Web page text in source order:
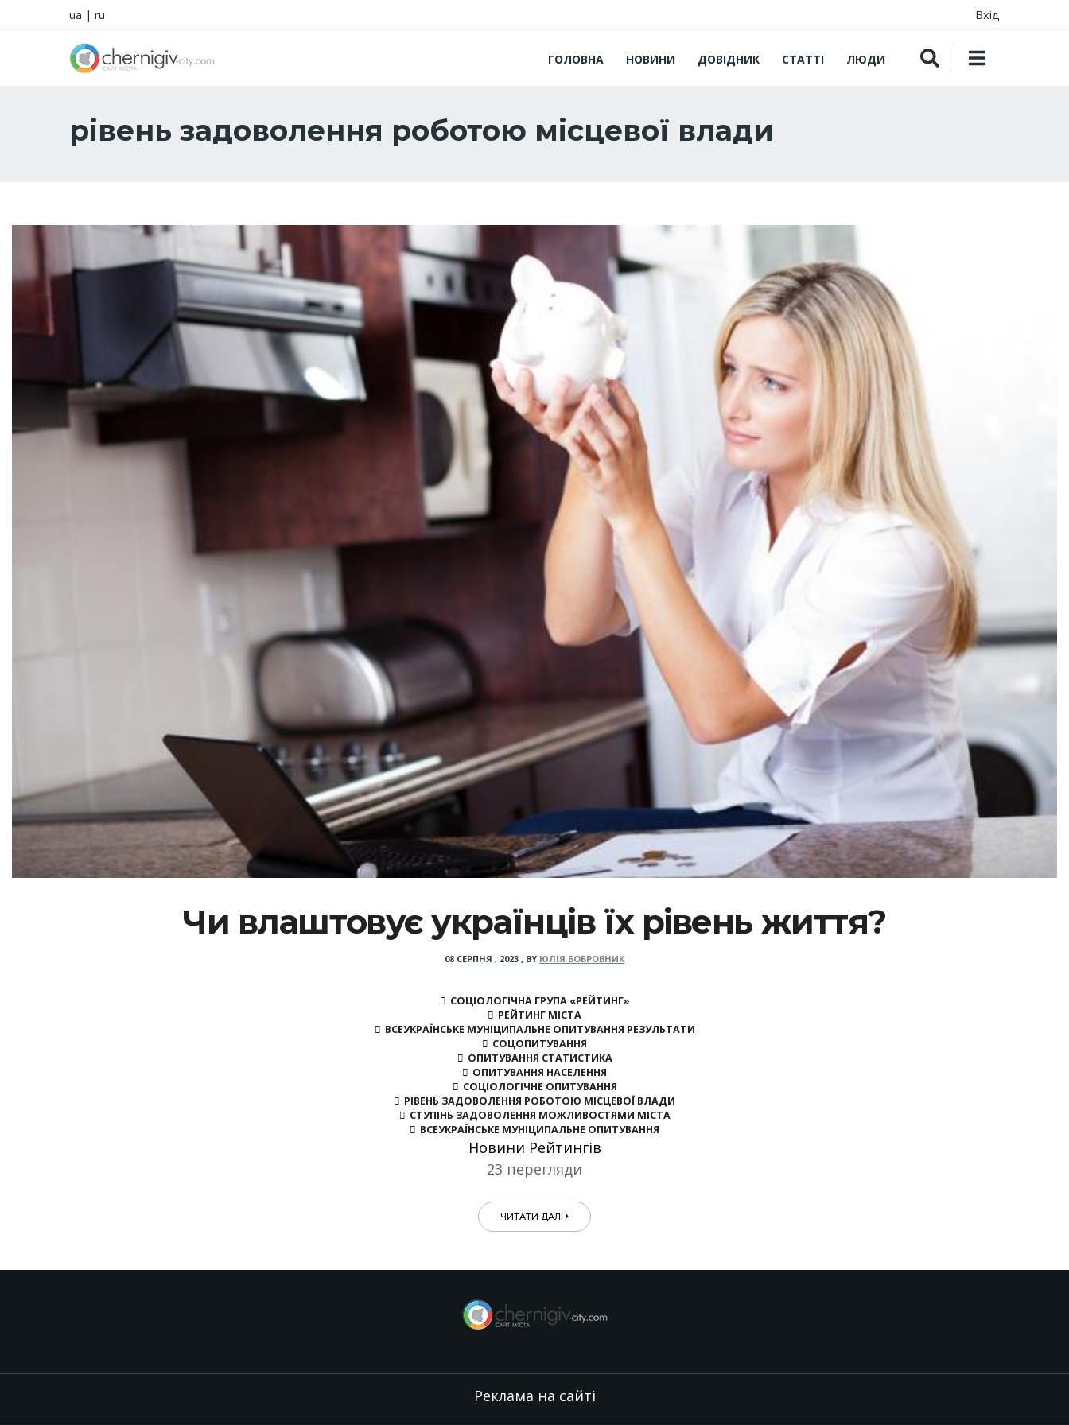
ua | ru Вхід
ГОЛОВНА НОВИНИ ДОВІДНИК СТАТТІ ЛЮДИ
рівень задоволення роботою місцевої влади
Чи влаштовує українців їх рівень життя?
08 СЕРПНЯ , 2023 , BY ЮЛІЯ БОБРОВНИК
СОЦІОЛОГІЧНА ГРУПА «РЕЙТИНГ»
РЕЙТИНГ МІСТА
ВСЕУКРАЇНСЬКЕ МУНІЦИПАЛЬНЕ ОПИТУВАННЯ РЕЗУЛЬТАТИ
СОЦОПИТУВАННЯ
ОПИТУВАННЯ СТАТИСТИКА
ОПИТУВАННЯ НАСЕЛЕННЯ
СОЦІОЛОГІЧНЕ ОПИТУВАННЯ
РІВЕНЬ ЗАДОВОЛЕННЯ РОБОТОЮ МІСЦЕВОЇ ВЛАДИ
СТУПІНЬ ЗАДОВОЛЕННЯ МОЖЛИВОСТЯМИ МІСТА
ВСЕУКРАЇНСЬКЕ МУНІЦИПАЛЬНЕ ОПИТУВАННЯ
Новини Рейтингів
23 перегляди
ЧИТАТИ ДАЛІ
Реклама на сайті